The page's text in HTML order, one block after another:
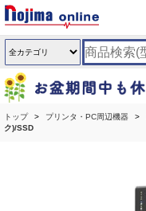
トップ プリンタ・PC周辺機器
ク)/SSD